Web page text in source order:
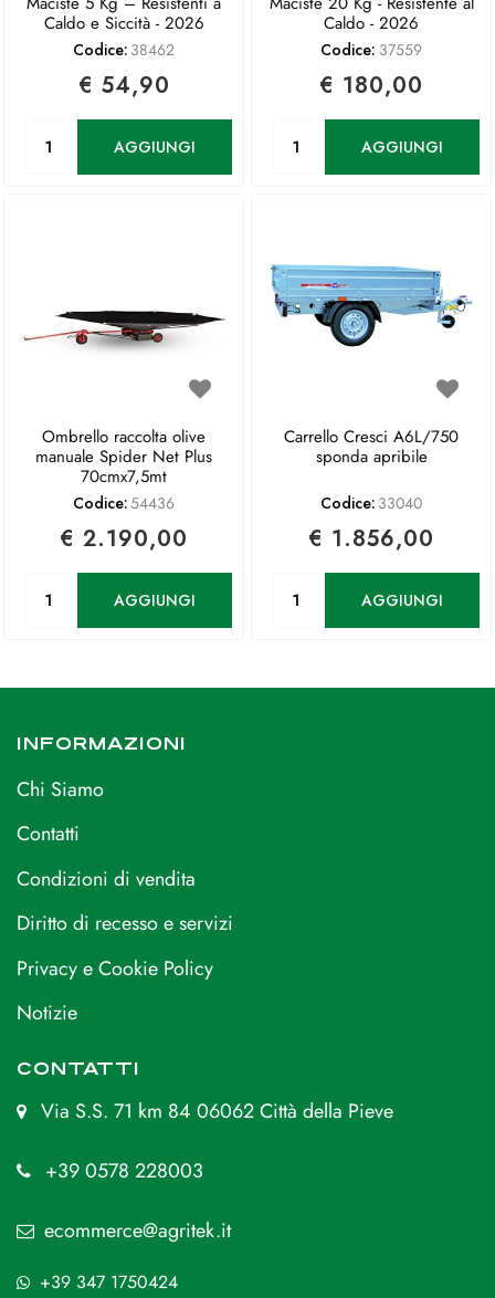
Caldo e Siccità - 2026
Codice: 38462
€ 54,90
AGGIUNGI
Caldo - 2026
Codice: 37559
€ 180,00
AGGIUNGI
Ombrello raccolta olive
manuale Spider Net Plus
70cmx7,5mt
Codice:54436
€ 2.190,00
AGGIUNGI
Carrello Cresci A6L/750
sponda apribile
Codice: 33040
€ 1.856,00
AGGIUNGI
INFORMAZIONI
Chi Siamo
Contatti
Condizioni di vendita
Diritto di recesso e servizi
Privacy e Cookie Policy
Notizie
CONTATTI
Via S.S. 71 km 84 06062 Città della Pieve
+39 0578 228003
ecommerce@agritek.it
+39 347 1750424